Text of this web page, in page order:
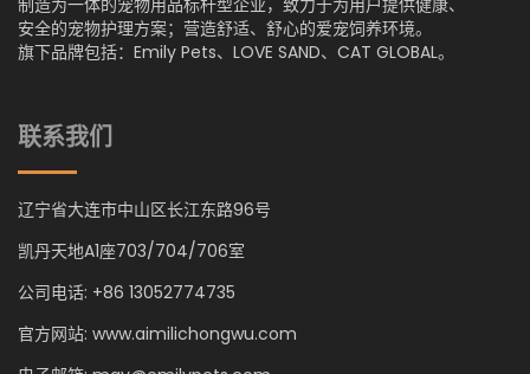
安全的宠物护理方案；营造舒适、舒心的爱宠饲养环境。
旗下品牌包括：Emily Pets、LOVE SAND、CAT GLOBAL。
联系我们
辽宁省大连市中山区长江东路96号
凯丹天地A1座703/704/706室
公司电话: +86 13052774735
官方网站: www.aimilichongwu.com